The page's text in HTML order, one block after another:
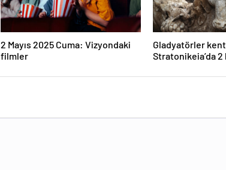
2 Mayıs 2025 Cuma: Vizyondaki
filmler
Gladyatörler
Stratonikeia’da 2